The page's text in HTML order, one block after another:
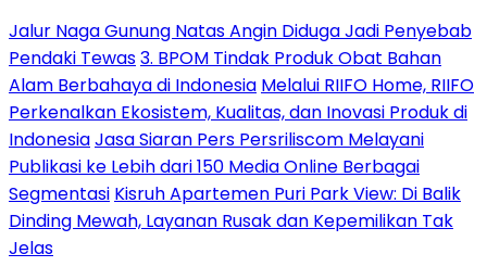
Jalur Naga Gunung Natas Angin Diduga Jadi Penyebab
Pendaki Tewas3. BPOM Tindak Produk Obat Bahan
Alam Berbahaya di Indonesia Melalui RIIFO Home, RIIFO
Perkenalkan Ekosistem, Kualitas, dan Inovasi Produk di
IndonesiaJasa Siaran Pers Persriliscom Melayani
Publikasi ke Lebih dari 150 Media Online Berbagai
Segmentasi Kisruh Apartemen Puri Park View: Di Balik
Dinding Mewah, Layanan Rusak dan Kepemilikan Tak
Jelas